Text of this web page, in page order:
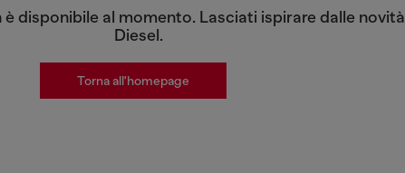
è disponibile al momento. Lasciati ispirare dalle novità
Diesel.
Torna all'homepage